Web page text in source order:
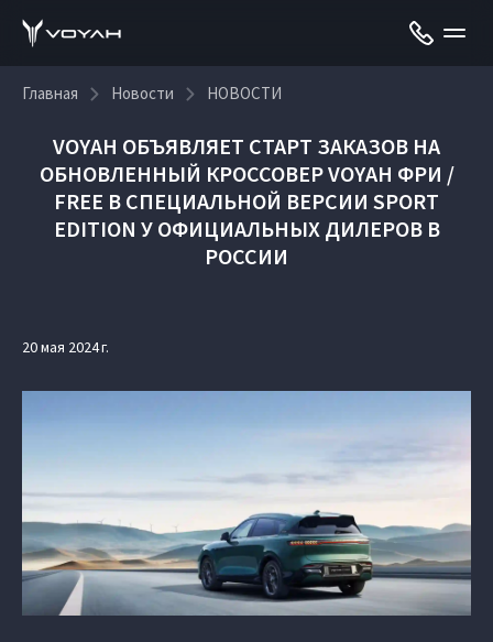
Главная Новости НОВОСТИ
VOYAH ОБЪЯВЛЯЕТ СТАРТ ЗАКАЗОВ НА
ОБНОВЛЕННЫЙ КРОССОВЕР VOYAH ФРИ /
FREE В СПЕЦИАЛЬНОЙ ВЕРСИИ SPORT
EDITION У ОФИЦИАЛЬНЫХ ДИЛЕРОВ В
РОССИИ
20 мая 2024 г.